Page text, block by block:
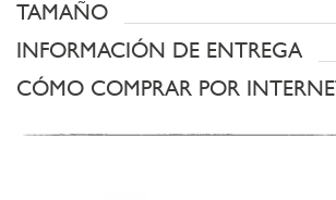
TAMAÑO
INFORMACIÓN DE ENTREGA
CÓMO COMPRAR POR